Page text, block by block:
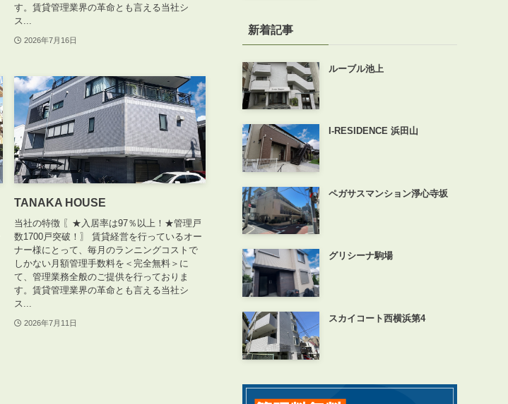
す。賃貸管理業界の革命とも言える当社シ
ス...
2026年7月16日
TANAKA HOUSE
当社の特徴 〖★入居率は97％以上！★管理戸
数1700戸突破！〗 賃貸経営を行っているオー
ナー様にとって、毎月のランニングコストで
しかない月額管理手数料を＜完全無料＞に
て、管理業務全般のご提供を行っておりま
す。賃貸管理業界の革命とも言える当社シ
ス...
2026年7月11日
新着記事
ルーブル池上
I-RESIDENCE 浜田山
ペガサスマンション淨心寺坂
グリシーナ駒場
スカイコート西横浜第4